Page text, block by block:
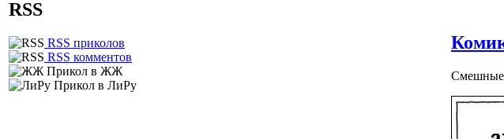
RSS
RSS приколов
RSS комментов
Прикол в ЖЖ
Прикол в ЛиРу
Смешные